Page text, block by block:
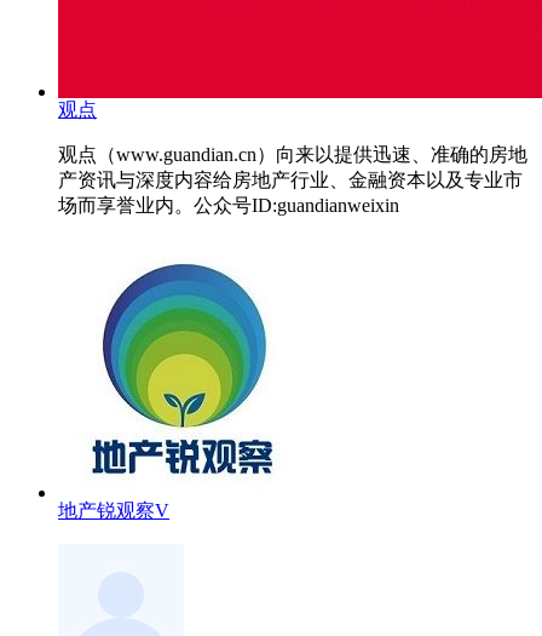
观点
观点（www.guandian.cn）向来以提供迅速、准确的房地
产资讯与深度内容给房地产行业、金融资本以及专业市
场而享誉业内。公众号ID:guandianweixin
地产锐观察V